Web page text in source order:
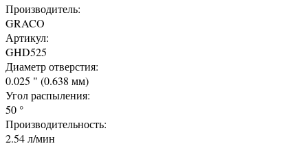
Производитель:
GRACO
Артикул:
GHD525
Диаметр отверстия:
0.025 " (0.638 мм)
Угол распыления:
50 °
Производительность:
2.54 л/мин